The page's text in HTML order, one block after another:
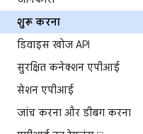
शुरू करना
डिवाइस खोज API
सुरक्षित कनेक्शन एपीआई
सेशन एपीआई
जांच करना और डीबग करना